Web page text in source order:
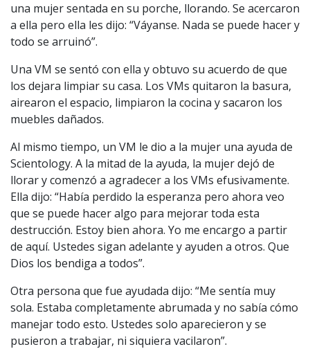
una mujer sentada en su porche, llorando. Se acercaron
a ella pero ella les dijo: “Váyanse. Nada se puede hacer y
todo se arruinó”.
Una VM se sentó con ella y obtuvo su acuerdo de que
los dejara limpiar su casa. Los VMs quitaron la basura,
airearon el espacio, limpiaron la cocina y sacaron los
muebles dañados.
Al mismo tiempo, un VM le dio a la mujer una ayuda de
Scientology. A la mitad de la ayuda, la mujer dejó de
llorar y comenzó a agradecer a los VMs efusivamente.
Ella dijo: “Había perdido la esperanza pero ahora veo
que se puede hacer algo para mejorar toda esta
destrucción. Estoy bien ahora. Yo me encargo a partir
de aquí. Ustedes sigan adelante y ayuden a otros. Que
Dios los bendiga a todos”.
Otra persona que fue ayudada dijo: “Me sentía muy
sola. Estaba completamente abrumada y no sabía cómo
manejar todo esto. Ustedes solo aparecieron y se
pusieron a trabajar, ni siquiera vacilaron”.